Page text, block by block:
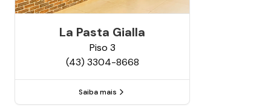
La Pasta Gialla
Piso 3
(43) 3304-8668
Saiba mais